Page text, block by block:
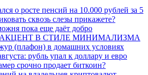
о росте пенсий на 10.000 рублей за 5
сквозь слезы прикажете?
пока еще даёт добро
В СТИЛЕ МИНИМАЛИЗМА
(плафон) в домашних условиях
рубль упал к доллару и евро
срочно продает биткоин?